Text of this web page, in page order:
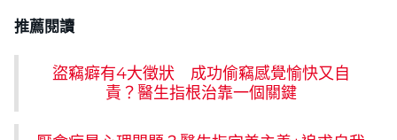
推薦閱讀
盜竊癖有4大徵狀 成功偷竊感覺愉快又自
責？醫生指根治靠一個關鍵